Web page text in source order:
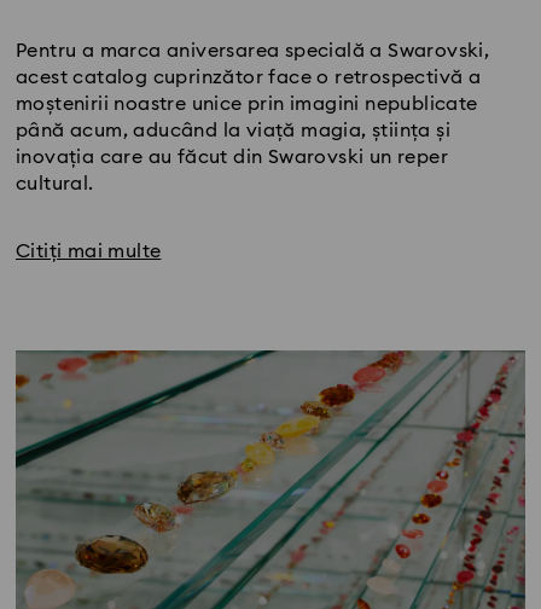
Pentru a marca aniversarea specială a Swarovski,
acest catalog cuprinzător face o retrospectivă a
moștenirii noastre unice prin imagini nepublicate
până acum, aducând la viață magia, știința și
inovația care au făcut din Swarovski un reper
cultural.
Citiți mai multe